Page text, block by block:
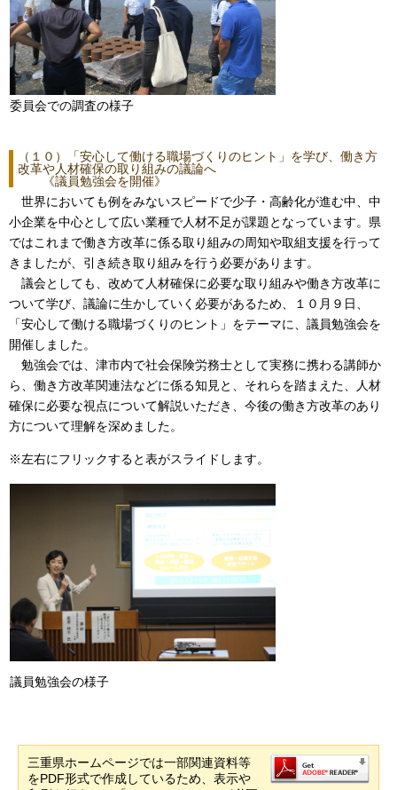
委員会での調査の様子
（１０）「安心して働ける職場づくりのヒント」を学び、働き方
改革や人材確保の取り組みの議論へ
《議員勉強会を開催》
世界においても例をみないスピードで少子・高齢化が進む中、中
小企業を中心として広い業種で人材不足が課題となっています。県
ではこれまで働き方改革に係る取り組みの周知や取組支援を行って
きましたが、引き続き取り組みを行う必要があります。
議会としても、改めて人材確保に必要な取り組みや働き方改革に
ついて学び、議論に生かしていく必要があるため、１０月９日、
「安心して働ける職場づくりのヒント」をテーマに、議員勉強会を
開催しました。
勉強会では、津市内で社会保険労務士として実務に携わる講師か
ら、働き方改革関連法などに係る知見と、それらを踏まえた、人材
確保に必要な視点について解説いただき、今後の働き方改革のあり
方について理解を深めました。
※左右にフリックすると表がスライドします。
議員勉強会の様子
三重県ホームページでは一部関連資料等
をPDF形式で作成しているため、表示や